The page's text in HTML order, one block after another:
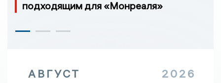
подходящим для «Монреаля»
АВГУСТ 2026